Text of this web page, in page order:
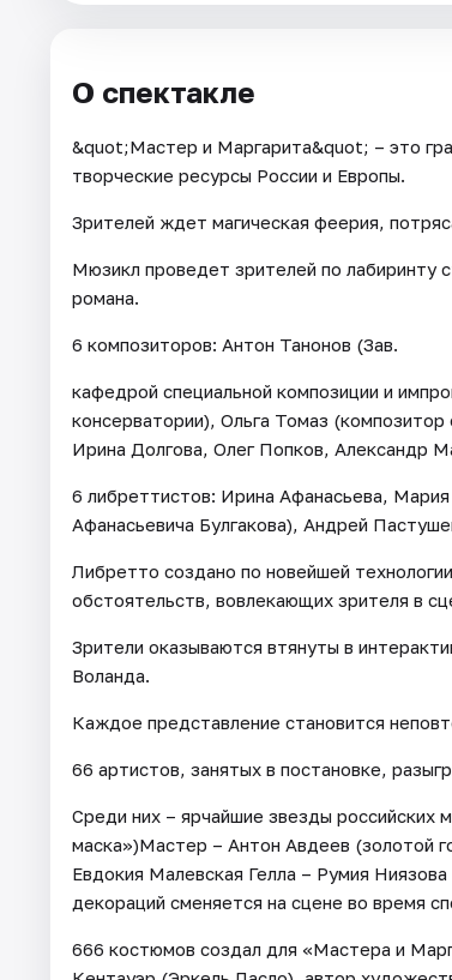
О спектакле
&quot;Мастер и Маргарита&quot; – это
творческие ресурсы России и Европы.
Зрителей ждет магическая феерия,
Мюзикл проведет зрителей по лабиринту
романа.
6 композиторов: Антон Танонов (Зав.
кафедрой специальной композиции и
консерватории), Ольга Томаз
Ирина Долгова, Олег Попков, Александр
6 либреттистов: Ирина Афанасьева,
Афанасьевича Булгакова), Андрей
Либретто создано по новейшей
обстоятельств, вовлекающих зрителя в
Зрители оказываются втянуты в
Воланда.
Каждое представление становится
66 артистов, занятых в постановке,
Среди них – ярчайшие звезды российских
маска»)Мастер – Антон Авдеев (золотой
Евдокия Малевская Гелла – Румия
декораций сменяется на сцене во время
666 костюмов создал для «Мастера и